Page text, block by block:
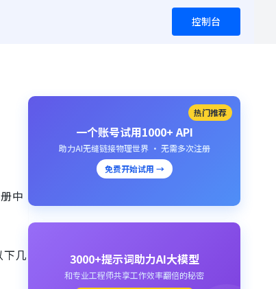
控制台
中
几
热门推荐
一个账号试用1000+ API
助力AI无缝链接物理世界 · 无需多次注册
免费开始试用 →
3000+提示词助力AI大模型
和专业工程师共享工作效率翻倍的秘密